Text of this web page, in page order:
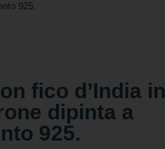
925.
fico d’India in
dipinta a
925.